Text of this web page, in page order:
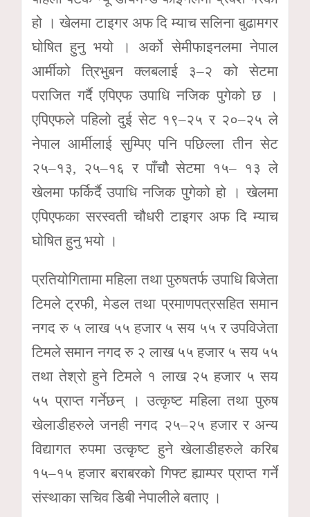
हो । खेलमा टाइगर अफ दि म्याच सलिना बुढामगर
घोषित हुनु भयो । अर्को सेमीफाइनलमा नेपाल
आर्मीको त्रिभुबन क्लबलाई ३–२ को सेटमा
पराजित गर्दै एपिएफ उपाधि नजिक पुगेको छ ।
एपिएफले पहिलो दुई सेट १९–२५ र २०–२५ ले
नेपाल आर्मीलाई सुम्पिए पनि पछिल्ला तीन सेट
२५–१३, २५–१६ र पाँचौै सेटमा १५– १३ ले
खेलमा फर्किर्दै उपाधि नजिक पुगेको हो । खेलमा
एपिएफका सरस्वती चौधरी टाइगर अफ दि म्याच
घोषित हुनु भयो ।
प्रतियोगितामा महिला तथा पुरुषतर्फ उपाधि बिजेता
टिमले ट्रफी, मेडल तथा प्रमाणपत्रसहित समान
नगद रु ५ लाख ५५ हजार ५ सय ५५ र उपविजेता
टिमले समान नगद रु २ लाख ५५ हजार ५ सय ५५
तथा तेश्रो हुने टिमले १ लाख २५ हजार ५ सय
५५ प्राप्त गर्नेछन् । उत्कृष्ट महिला तथा पुरुष
खेलाडीहरुले जनही नगद २५–२५ हजार र अन्य
विद्यागत रुपमा उत्कृष्ट हुने खेलाडीहरुले करिब
१५–१५ हजार बराबरको गिफ्ट ह्याम्पर प्राप्त गर्ने
संस्थाका सचिव डिबी नेपालीले बताए ।